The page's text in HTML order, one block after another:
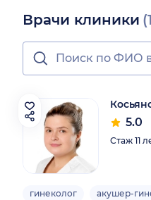
Врачи клиники
5.0
Стаж 11
гинеколог акушер-